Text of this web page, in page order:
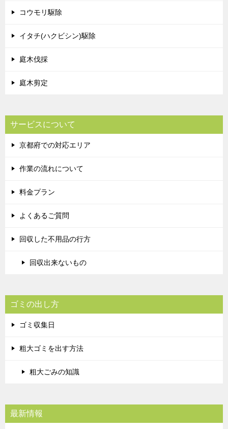
コウモリ駆除
イタチ(ハクビシン)駆除
庭木伐採
庭木剪定
サービスについて
京都府での対応エリア
作業の流れについて
料金プラン
よくあるご質問
回収した不用品の行方
回収出来ないもの
ゴミの出し方
ゴミ収集日
粗大ゴミを出す方法
粗大ごみの知識
最新情報